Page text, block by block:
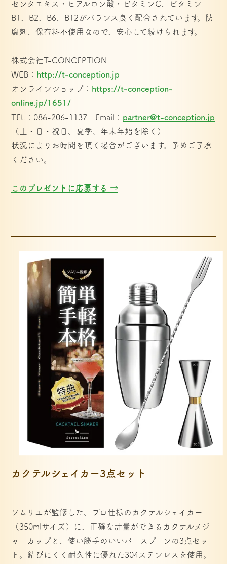
センタエキス・ヒアルロン酸・ビタミンC、ビタミン
B1、B2、B6、B12がバランス良く配合されています。防
腐剤、保存料不使用なので、安心して続けられます。
株式会社T-CONCEPTION
WEB： http://t-conception.jp
オンラインショップ： https://t-conception-
online.jp/1651/
TEL：086-206-1137　Email： partner@t-conception.jp
（土・日・祝日、夏季、年末年始を除く）
状況によりお時間を頂く場合がございます。予めご了承
ください。
このプレゼントに応募する →
カクテルシェイカー3点セット
ソムリエが監修した、プロ仕様のカクテルシェイカー
（350mlサイズ）に、正確な計量ができるカクテルメジ
ャーカップと、使い勝手のいいバースプーンの3点セッ
ト。錆びにくく耐久性に優れた304ステンレスを使用。